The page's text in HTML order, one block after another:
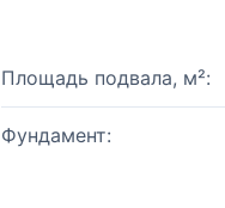
Площадь подвала, м²:
Фундамент: